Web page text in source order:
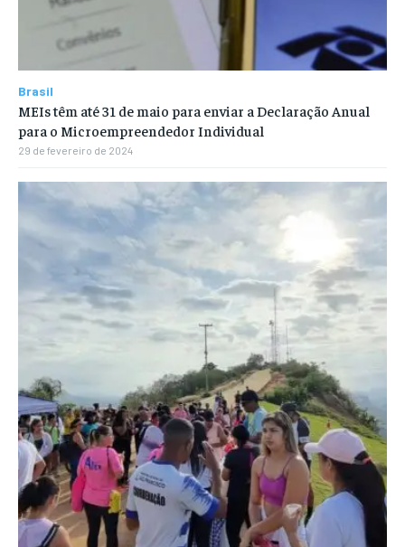
Brasil
MEIs têm até 31 de maio para enviar a Declaração Anual
para o Microempreendedor Individual
29 de fevereiro de 2024